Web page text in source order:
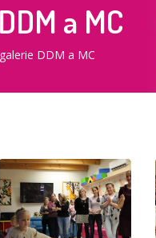
a MC
DDM a MC